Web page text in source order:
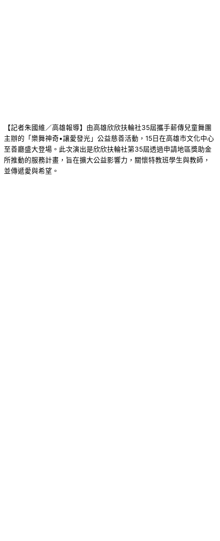
【記者朱國維／高雄報導】由高雄欣欣扶輪社35屆攜手薪傳兒童舞團
主辦的「樂舞神奇•讓愛發光」公益慈善活動，15日在高雄市文化中心
至善廳盛大登場。此次演出是欣欣扶輪社第35屆透過申請地區獎助金
所推動的服務計畫，旨在擴大公益影響力，關懷特教班學生與教師，
並傳遞愛與希望。